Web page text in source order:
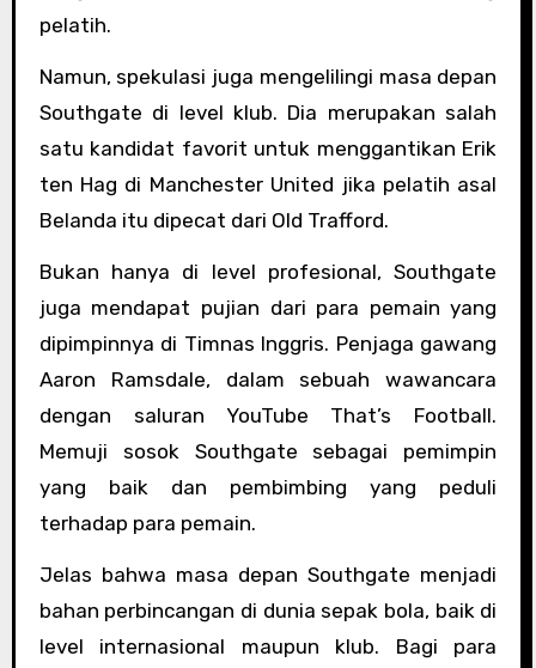
pelatih.
Namun, spekulasi juga mengelilingi masa depan
Southgate di level klub. Dia merupakan salah
satu kandidat favorit untuk menggantikan Erik
ten Hag di Manchester United jika pelatih asal
Belanda itu dipecat dari Old Trafford.
Bukan hanya di level profesional, Southgate
juga mendapat pujian dari para pemain yang
dipimpinnya di Timnas Inggris. Penjaga gawang
Aaron Ramsdale, dalam sebuah wawancara
dengan saluran YouTube That’s Football.
Memuji sosok Southgate sebagai pemimpin
yang baik dan pembimbing yang peduli
terhadap para pemain.
Jelas bahwa masa depan Southgate menjadi
bahan perbincangan di dunia sepak bola, baik di
level internasional maupun klub. Bagi para